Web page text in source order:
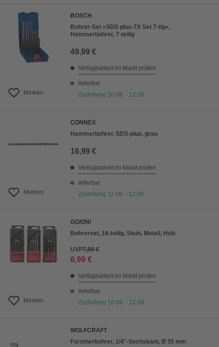
Merken
BOSCH
Bohrer-Set »SDS plus-7X Set 7-tlg«,
Hammerbohrer, 7-teilig
49,99 €
Verfügbarkeit im Markt prüfen
lieferbar
Zustellung 10.08. - 12.08.
Merken
CONNEX
Hammerbohrer, SDS-plus, grau
16,99 €
Verfügbarkeit im Markt prüfen
lieferbar
Zustellung 11.08. - 13.08.
Merken
GO/ON!
Bohrerset, 16-teilig, Stein, Metall, Holz
UVP7,99 €
6,99 €
Verfügbarkeit im Markt prüfen
lieferbar
Zustellung 10.08. - 12.08.
WOLFCRAFT
Forstnerbohrer, 1/4"-Sechskant, Ø 35 mm